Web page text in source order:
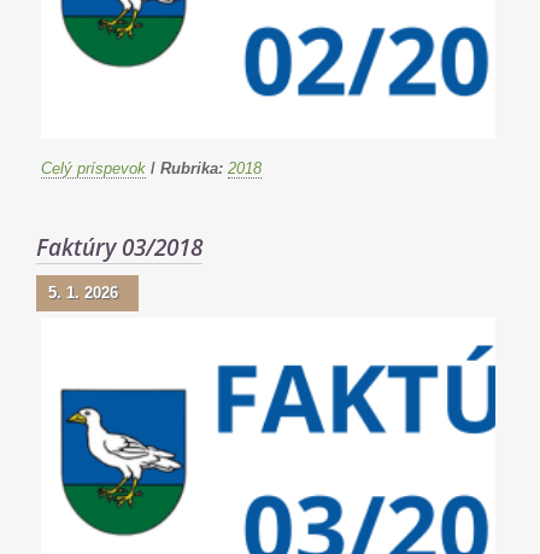
Celý príspevok / Rubrika: 2018
Faktúry 03/2018
5. 1. 2026